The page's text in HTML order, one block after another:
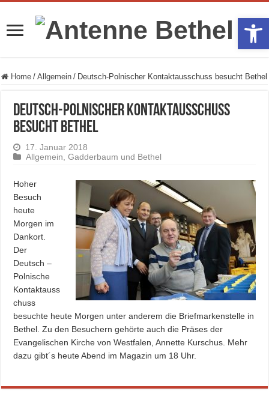
Home / Allgemein / Deutsch-Polnischer Kontaktausschuss besucht Bethel
Deutsch-Polnischer Kontaktausschuss
besucht Bethel
17. Januar 2018
Allgemein,Gadderbaum und Bethel
Hoher
Besuch
heute
Morgen im
Dankort.
Der
Deutsch –
Polnische
Kontaktauss
chuss
besuchte heute Morgen unter anderem die Briefmarkenstelle in
Bethel. Zu den Besuchern gehörte auch die Präses der
Evangelischen Kirche von Westfalen, Annette Kurschus. Mehr
dazu gibt´s heute Abend im Magazin um 18 Uhr.